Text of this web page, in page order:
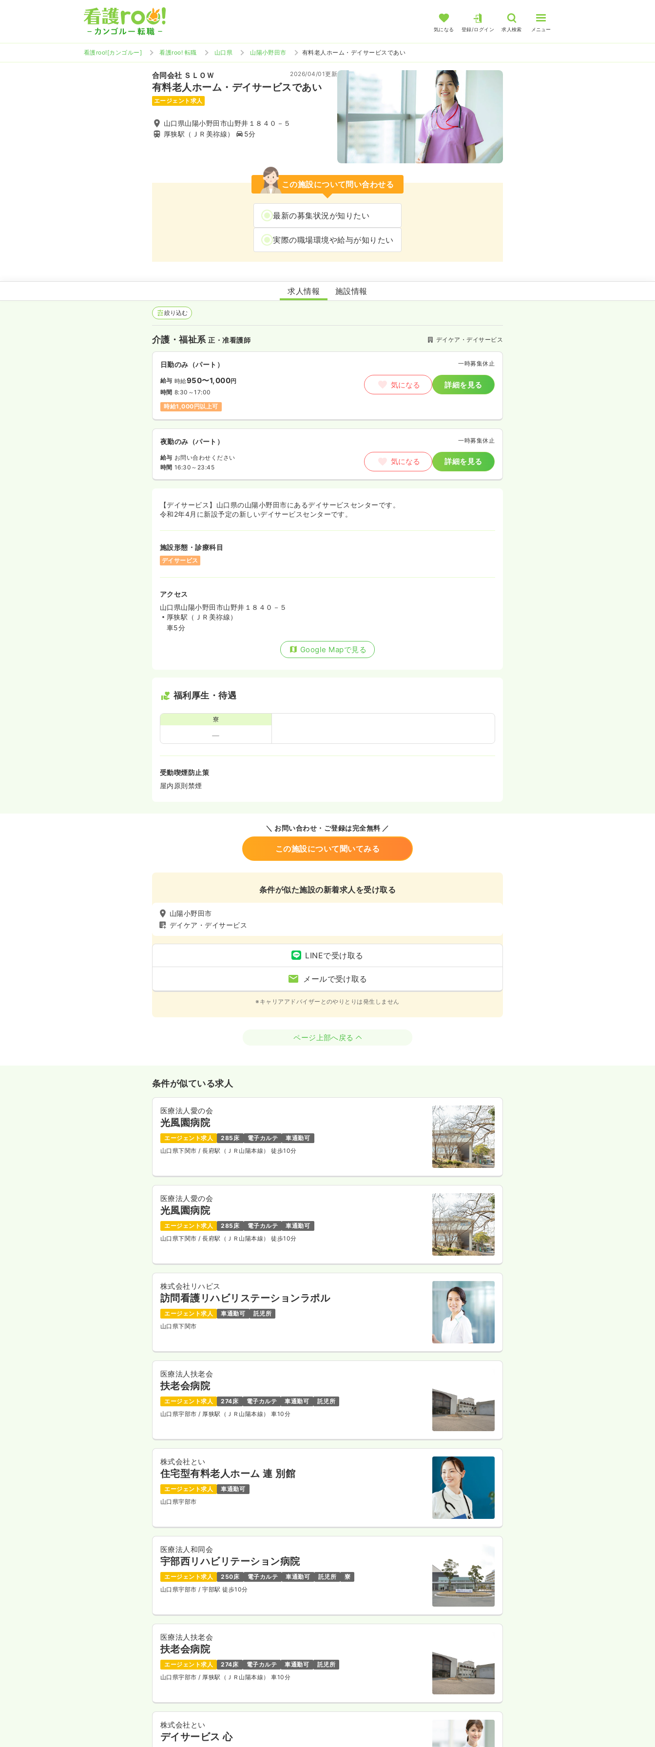
気になる 登録/ログイン 求人検索 メニュー
看護roo![カンゴルー] 看護roo! 転職 山口県 山陽小野田市 有料老人ホーム・デイサービスであい
合同会社 ＳＬＯＷ
有料老人ホーム・デイサービスであい
2026/04/01更新
エージェント求人
山口県山陽小野田市山野井１８４０－５
厚狭駅（ＪＲ美祢線）
5分
この施設について問い合わせる
最新の募集状況が知りたい
実際の職場環境や給与が知りたい
有料老人ホーム・デイサービスであい
求人情報 施設情報
絞り込む
介護・福祉系正・准看護師 デイケア・デイサービス
日勤のみ（パート） 一時募集休止
給与 時給950〜1,000円
時間 8:30～17:00
時給1,000円以上可
気になる 詳細を見る
夜勤のみ（パート） 一時募集休止
給与 お問い合わせください
時間 16:30～23:45
気になる 詳細を見る
【デイサービス】山口県の山陽小野田市にあるデイサービスセンターです。
令和2年4月に新設予定の新しいデイサービスセンターです。
施設形態・診療科目
デイサービス
アクセス
山口県山陽小野田市山野井１８４０－５
厚狭駅（ＪＲ美祢線）
車5分
Google Mapで見る
福利厚生・待遇
寮
受動喫煙防止策
屋内原則禁煙
＼ お問い合わせ・ご登録は完全無料 ／
この施設について聞いてみる
条件が似た施設の新着求人を受け取る
山陽小野田市
デイケア・デイサービス
LINEで受け取る
メールで受け取る
※キャリアアドバイザーとのやりとりは発生しません
ページ上部へ戻る
条件が似ている求人
医療法人愛の会
光風園病院
エージェント求人 285床 電子カルテ
車通勤可
山口県下関市/ 長府駅（ＪＲ山陽本線） 徒歩10分
医療法人愛の会
光風園病院
エージェント求人 285床 電子カルテ
車通勤可
山口県下関市/ 長府駅（ＪＲ山陽本線） 徒歩10分
株式会社リハピス
訪問看護リハビリステーションラポル
エージェント求人 車通勤可
託児所
山口県下関市
医療法人扶老会
扶老会病院
エージェント求人 274床 電子カルテ 車通勤可
託児所
山口県宇部市/ 厚狭駅（ＪＲ山陽本線） 車10分
株式会社とい
住宅型有料老人ホーム 連 別館
エージェント求人
車通勤可
山口県宇部市
医療法人和同会
宇部西リハビリテーション病院
エージェント求人 250床 電子カルテ 車通勤可 託児所
寮
山口県宇部市/ 宇部駅 徒歩10分
医療法人扶老会
扶老会病院
エージェント求人 274床 電子カルテ 車通勤可
託児所
山口県宇部市/ 厚狭駅（ＪＲ山陽本線） 車10分
株式会社とい
デイサービス 心